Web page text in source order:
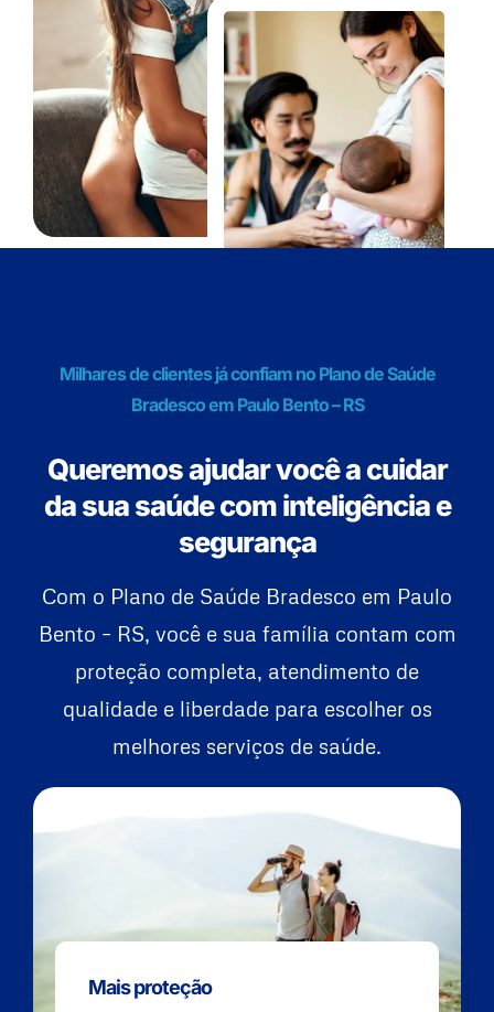
Milhares de clientes já confiam no Plano de Saúde
Bradesco em Paulo Bento – RS
Queremos ajudar você a cuidar
da sua saúde com inteligência e
segurança
Com o Plano de Saúde Bradesco em Paulo
Bento – RS, você e sua família contam com
proteção completa, atendimento de
qualidade e liberdade para escolher os
melhores serviços de saúde.
Mais proteção